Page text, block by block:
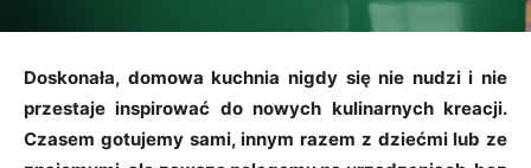
Doskonała, domowa kuchnia nigdy się nie nudzi i nie
przestaje inspirować do nowych kulinarnych kreacji.
Czasem gotujemy sami, innym razem z dziećmi lub ze